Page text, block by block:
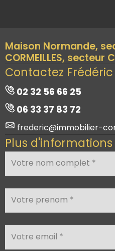
Maison Normande,
CORMEILLES, secteur
Contactez Frédéric
02 32 56 66 25
06 33 37 83 72
frederic@immobilier-
Plus d'informations